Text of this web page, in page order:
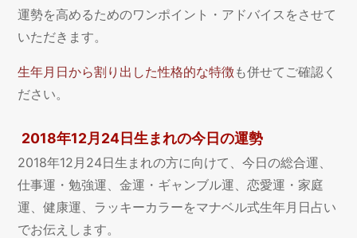
運勢を高めるためのワンポイント・アドバイスをさせて
いただきます。
生年月日から割り出した性格的な特徴も併せてご確認く
ださい。
2018年12月24日生まれの今日の運勢
2018年12月24日生まれの方に向けて、今日の総合運、
仕事運・勉強運、金運・ギャンブル運、恋愛運・家庭
運、健康運、ラッキーカラーをマナベル式生年月日占い
でお伝えします。